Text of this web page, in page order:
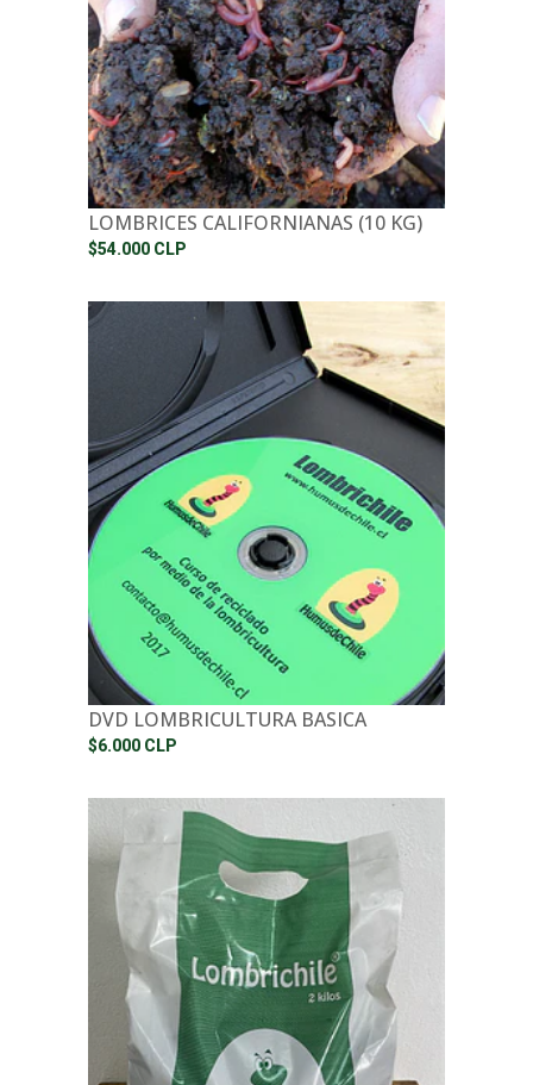
LOMBRICES CALIFORNIANAS (10 KG)
$54.000 CLP
DVD LOMBRICULTURA BASICA
$6.000 CLP